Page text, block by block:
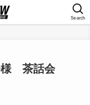
Search
様 茶話会